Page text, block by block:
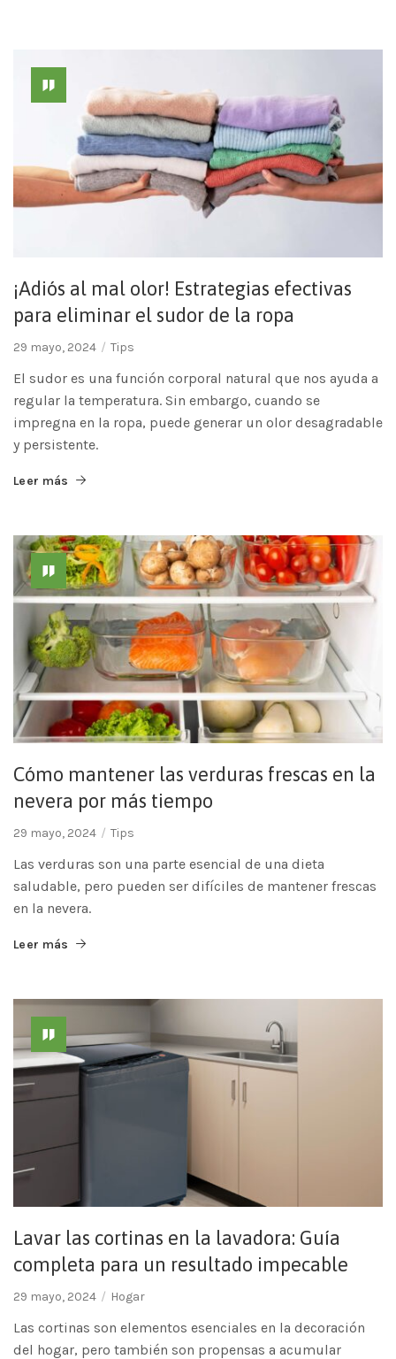
¡Adiós al mal olor! Estrategias efectivas
para eliminar el sudor de la ropa
29 mayo, 2024 Tips
El sudor es una función corporal natural que nos ayuda a
regular la temperatura. Sin embargo, cuando se
impregna en la ropa, puede generar un olor desagradable
y persistente.
Leer más
Cómo mantener las verduras frescas en la
nevera por más tiempo
29 mayo, 2024 Tips
Las verduras son una parte esencial de una dieta
saludable, pero pueden ser difíciles de mantener frescas
en la nevera.
Leer más
Lavar las cortinas en la lavadora: Guía
completa para un resultado impecable
29 mayo, 2024 Hogar
Las cortinas son elementos esenciales en la decoración
del hogar, pero también son propensas a acumular